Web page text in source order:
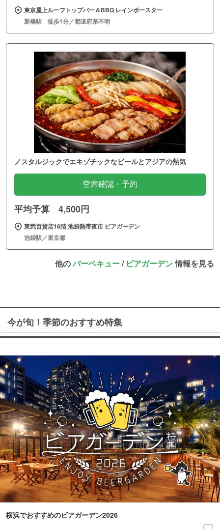
東京屋上ルーフトップバー＆BBQ レインボースター
新橋駅 徒歩1分／都道府県不明
ノスタルジックでエキゾチックなビールとアジアの熱気
空席確認・予約
平均予算 4,500円
東武百貨店16階 池袋熱帯夜市 ビアガーデン
池袋駅／東京都
他のバーベキュー/ ビアガーデン情報を見る
今が旬！季節のおすすめ特集
横浜でおすすめのビアガーデン2026